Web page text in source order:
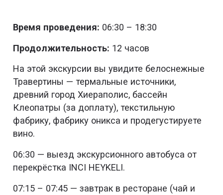
Время проведения: 06:30 – 18:30
Продолжительность: 12 часов
На этой экскурсии вы увидите белоснежные
Травертины — термальные источники,
древний город Хиераполис, бассейн
Клеопатры (за доплату), текстильную
фабрику, фабрику оникса и продегустируете
вино.
06:30 — выезд экскурсионного автобуса от
перекрёстка INCI HEYKELI.
07:15 – 07:45 — завтрак в ресторане (чай и